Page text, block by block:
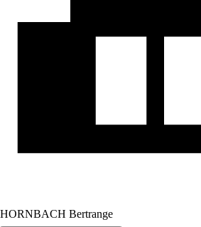
HORNBACH Bertrange